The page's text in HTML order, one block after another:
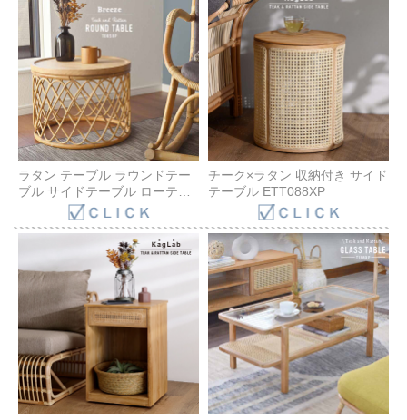
ラタン テーブル ラウンドテー
ブル サイドテーブル ローテー
ブル コーヒーテーブル チーク
無垢材 机 円座卓 籐 ラタン 木
製 インテリア おしゃれ アジア
ン家具 BREEZE ブリーズ ナチ
ュラル 北欧 カフェ 和 モダン
T085XP
チーク×ラタン 収納付き サイド
テーブル ETT088XP